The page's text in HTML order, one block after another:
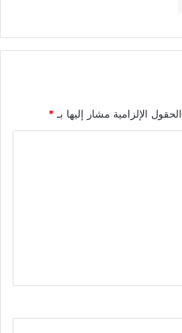
الحقول الإلزامية مشار إليها بـ*